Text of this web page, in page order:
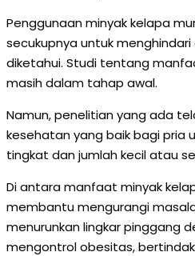
Penggunaan minyak kelapa
secukupnya untuk
diketahui. Studi tentang
masih dalam tahap awal.
Namun, penelitian yang ada
kesehatan yang baik bagi pria
tingkat dan jumlah kecil atau
Di antara manfaat minyak
membantu mengurangi
menurunkan lingkar pinggang
mengontrol obesitas,